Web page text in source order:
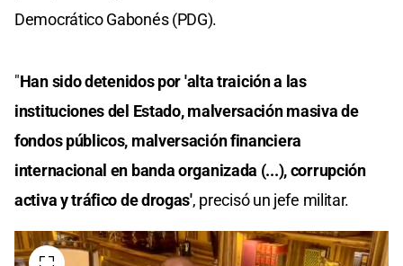
Democrático Gabonés (PDG).
"Han sido detenidos por 'alta traición a las
instituciones del Estado, malversación masiva de
fondos públicos, malversación financiera
internacional en banda organizada (...), corrupción
activa y tráfico de drogas', precisó un jefe militar.